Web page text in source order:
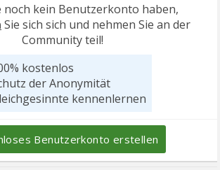
noch kein Benutzerkonto haben,
Sie sich sich und nehmen Sie an der
Community teil!
kostenlos
der Anonymität
kennenlernen
Benutzerkonto erstellen